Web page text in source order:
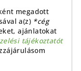
megadott
a(z) *cég
ajánlatokat
tájékoztatót